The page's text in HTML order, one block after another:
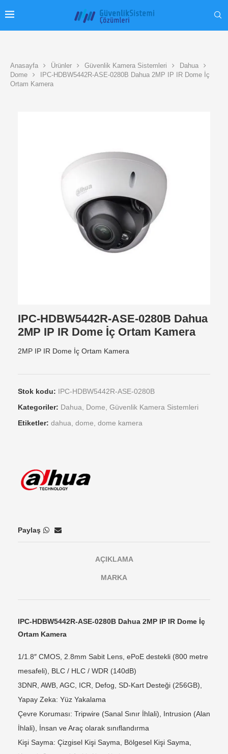
Anasayfa Ürünler Güvenlik Kamera Sistemleri
Dahua
Dome
IPC-HDBW5442R-ASE-0280B Dahua 2MP IP IR Dome İç
Ortam Kamera
IPC-HDBW5442R-ASE-0280B Dahua
2MP IP IR Dome İç Ortam Kamera
2MP IP IR Dome İç Ortam Kamera
Stok kodu: IPC-HDBW5442R-ASE-0280B
Kategoriler: Dahua Dome Güvenlik Kamera Sistemleri
Etiketler: dahua dome dome kamera
Paylaş
AÇIKLAMA
MARKA
IPC-HDBW5442R-ASE-0280B Dahua 2MP IP IR Dome İç
Ortam Kamera
1/1.8″ CMOS, 2.8mm Sabit Lens, ePoE destekli (800 metre
mesafeli), BLC / HLC / WDR (140dB)
3DNR, AWB, AGC, ICR, Defog, SD-Kart Desteği (256GB),
Yapay Zeka: Yüz Yakalama
Çevre Koruması: Tripwire (Sanal Sınır İhlali), Intrusion (Alan
İhlali), İnsan ve Araç olarak sınıflandırma
Kişi Sayma: Çizgisel Kişi Sayma, Bölgesel Kişi Sayma,